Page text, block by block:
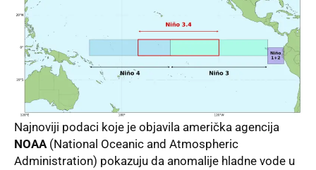
Najnoviji podaci koje je objavila američka agencija
NOAA(National Oceanic and Atmospheric
Administration) pokazuju da anomalije hladne vode u